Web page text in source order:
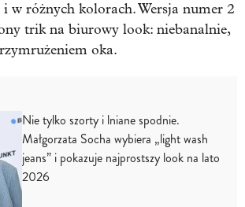
w różnych kolorach. Wersja numer 2
trik na biurowy look: niebanalnie,
oka.
Nie tylko szorty i lniane spodnie.
Małgorzata Socha wybiera „light wash
jeans” i pokazuje najprostszy look na lato
2026